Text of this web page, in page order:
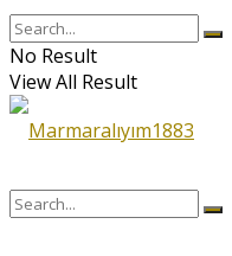
No Result
View All Result